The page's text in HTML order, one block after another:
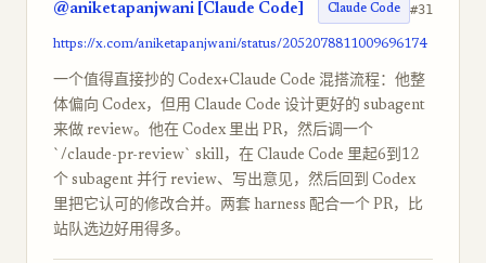
@aniketapanjwani [Claude Code] Claude Code #31
https://x.com/aniketapanjwani/status/2052078811009696174
一个值得直接抄的 Codex+Claude Code 混搭流程：他整
体偏向 Codex，但用 Claude Code 设计更好的 subagent
来做 review。他在 Codex 里出 PR，然后调一个
`/claude-pr-review` skill，在 Claude Code 里起6到12
个 subagent 并行 review、写出意见，然后回到 Codex
里把它认可的修改合并。两套 harness 配合一个 PR，比
站队选边好用得多。